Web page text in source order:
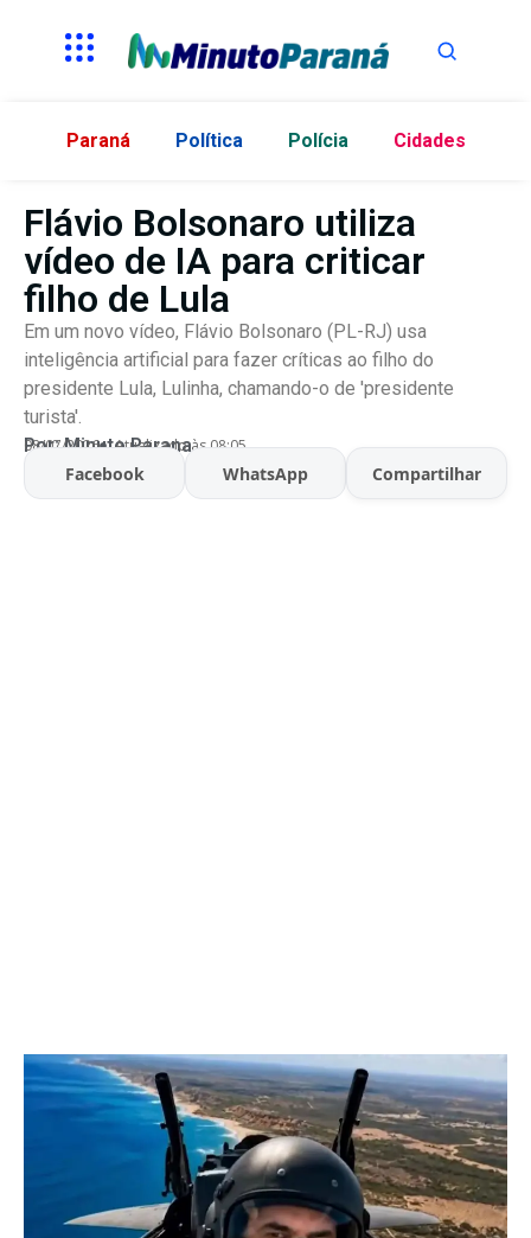
Paraná Política Polícia Cidades
Flávio Bolsonaro utiliza
vídeo de IA para criticar
filho de Lula
Em um novo vídeo, Flávio Bolsonaro (PL-RJ) usa
inteligência artificial para fazer críticas ao filho do
presidente Lula, Lulinha, chamando-o de 'presidente
turista'.
Por:Minuto Parana
08/07/2026 Atualizado às 08:05
Facebook WhatsApp Compartilhar